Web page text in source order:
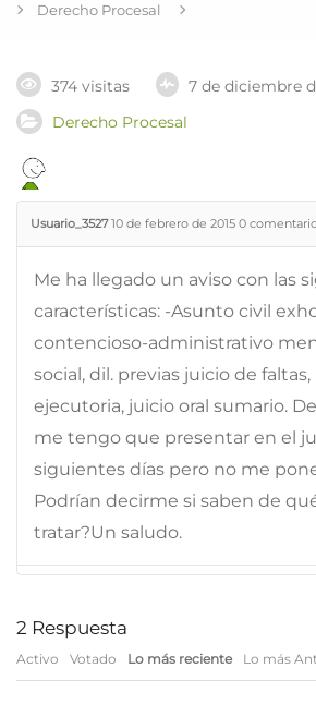
Derecho Procesal
374 visitas
7 de diciembre
Derecho Procesal
Usuario_3527 10 de febrero de 2015 0
Me ha llegado un aviso con las
características: -Asunto civil
contencioso-administrativo
social, dil. previas juicio de
ejecutoria, juicio oral sumario.
me tengo que presentar en el
siguientes días pero no me
Podrían decirme si saben de
tratar?Un saludo.
2 Respuesta
Activo Votado Lo más reciente Lo más